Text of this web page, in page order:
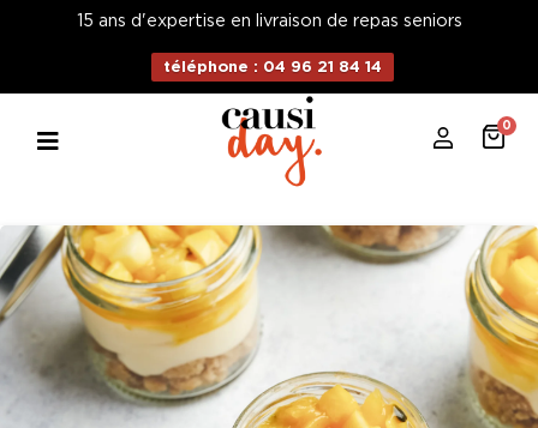
15 ans d'expertise en livraison de repas seniors
téléphone : 04 96 21 84 14
0